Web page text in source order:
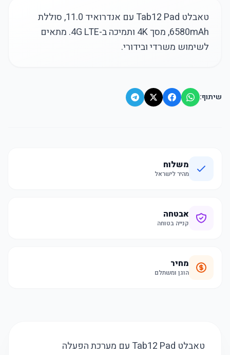
טאבלט Tab12 Pad עם אנדרואיד 11.0, סוללת
6580mAh, מסך 4K ותמיכה ב-4G LTE. מתאים
לשימוש משרדי ובידורי.
שיתוף:
משלוח
מהיר לישראל
אבטחה
קנייה בטוחה
מחיר
הוגן ומשתלם
טאבלט Tab12 Pad עם מערכת הפעלה